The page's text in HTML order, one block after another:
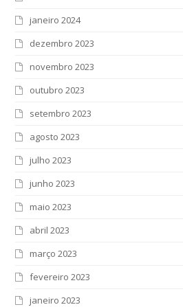
janeiro 2024
dezembro 2023
novembro 2023
outubro 2023
setembro 2023
agosto 2023
julho 2023
junho 2023
maio 2023
abril 2023
março 2023
fevereiro 2023
janeiro 2023